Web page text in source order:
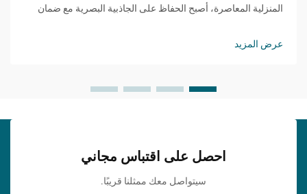
المنزلية المعاصرة، أصبح الحفاظ على الجاذبية البصرية مع ضمان
عرض المزيد
احصل على اقتباس مجاني
سيتواصل معك ممثلنا قريبًا.